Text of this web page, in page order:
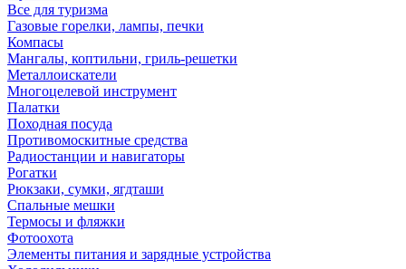
Все для туризма
Газовые горелки, лампы, печки
Компасы
Мангалы, коптильни, гриль-решетки
Металлоискатели
Многоцелевой инструмент
Палатки
Походная посуда
Противомоскитные средства
Радиостанции и навигаторы
Рогатки
Рюкзаки, сумки, ягдташи
Спальные мешки
Термосы и фляжки
Фотоохота
Элементы питания и зарядные устройства